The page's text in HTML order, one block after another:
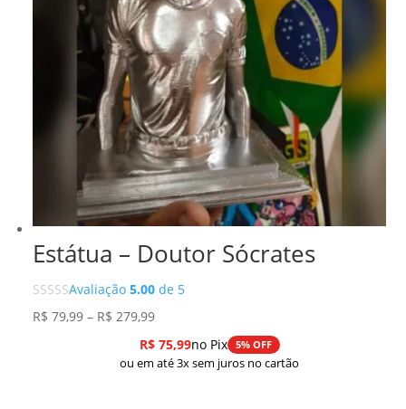
Estátua – Doutor Sócrates
Avaliação5.00 de 5
R$ 79,99 – R$ 279,99Faixa
de
preço:
R$75,99no Pix 5% OFF
ou em até 3x sem juros no cartão